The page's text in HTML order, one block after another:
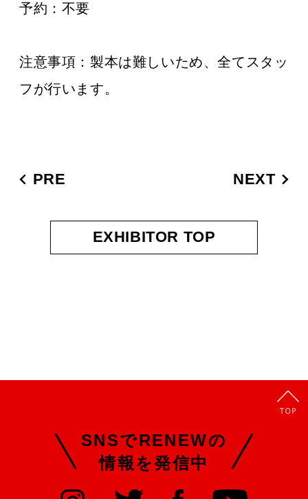
予約：不要
注意事項：製本は難しいため、全てスタッ
フが行います。
PRE
EXHIBITOR TOP
NEXT
SNSでRENEWの
情報を発信中